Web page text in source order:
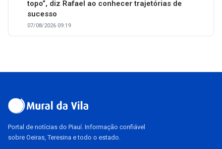
topo”, diz Rafael ao conhecer trajetórias de
sucesso
07/08/2026 09:19
Portal de notícias do Piauí. Informação confiável
sobre Oeiras, Teresina e todo o estado.